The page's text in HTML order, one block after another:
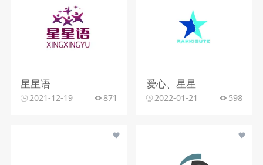
星星语
2021-12-19 871
爱心、星星
2022-01-21 598